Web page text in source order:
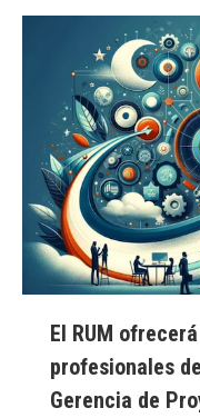
El RUM
profesionales
Gerencia de